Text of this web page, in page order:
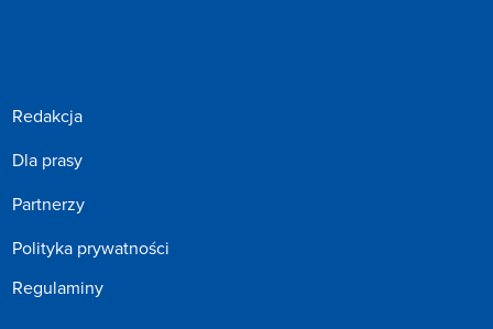
Redakcja
Dla prasy
Partnerzy
Polityka prywatności
Regulaminy